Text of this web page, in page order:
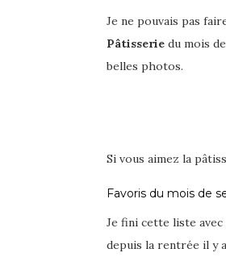
Je ne pouvais pas
Pâtisserie du mois
belles photos.
Si vous aimez la
Favoris du mois de
Je fini cette liste
depuis la rentrée il y